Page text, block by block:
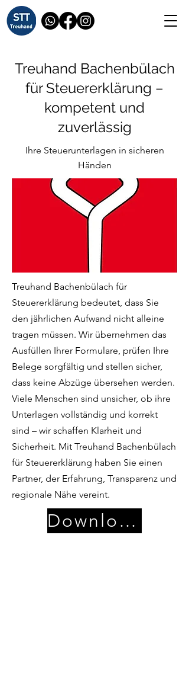
Treuhand Bachenbülach
für Steuererklärung –
kompetent und
zuverlässig
Ihre Steuerunterlagen in sicheren
Händen
Treuhand Bachenbülach für
Steuererklärung bedeutet, dass Sie
den jährlichen Aufwand nicht alleine
tragen müssen. Wir übernehmen das
Ausfüllen Ihrer Formulare, prüfen Ihre
Belege sorgfältig und stellen sicher,
dass keine Abzüge übersehen werden.
Viele Menschen sind unsicher, ob ihre
Unterlagen vollständig und korrekt
sind – wir schaffen Klarheit und
Sicherheit. Mit Treuhand Bachenbülach
für Steuererklärung haben Sie einen
Partner, der Erfahrung, Transparenz und
regionale Nähe vereint.
Download